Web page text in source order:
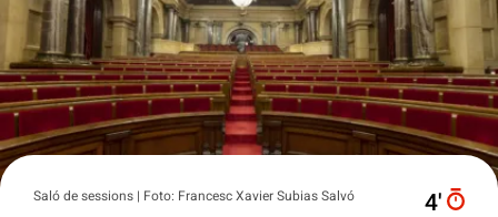
Saló de sessions | Foto: Francesc Xavier Subias Salvó 4′